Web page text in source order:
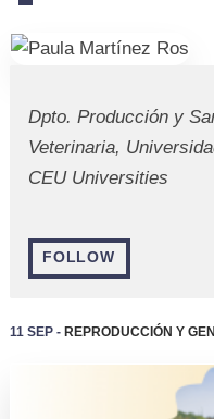
Dpto. Producción y
Veterinaria,
CEU Universities
FOLLOW
11 Sep -Reproducción y